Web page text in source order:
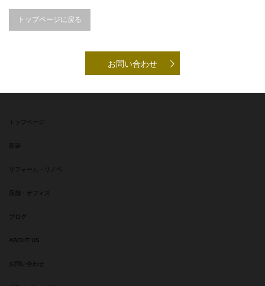
トップページに戻る
お問い合わせ
トップページ
新築
リフォーム・リノベ
店舗・オフィス
ブログ
ABOUT US
お問い合わせ